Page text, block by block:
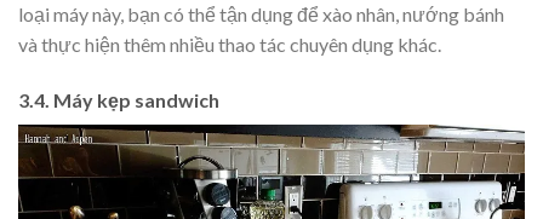
loại máy này, bạn có thể tận dụng để xào nhân, nướng bánh
và thực hiện thêm nhiều thao tác chuyên dụng khác.
3.4. Máy kẹp sandwich